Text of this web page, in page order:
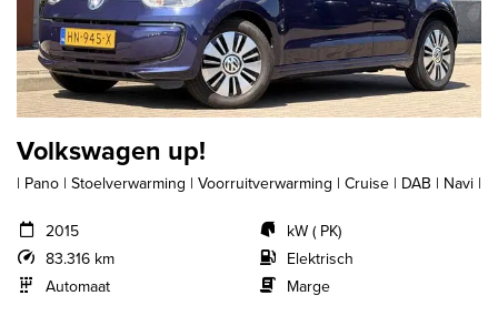
Volkswagen up!
| Pano | Stoelverwarming | Voorruitverwarming | Cruise | DAB | Navi |
2015
83.316 km
Automaat
kW ( PK)
Elektrisch
Marge